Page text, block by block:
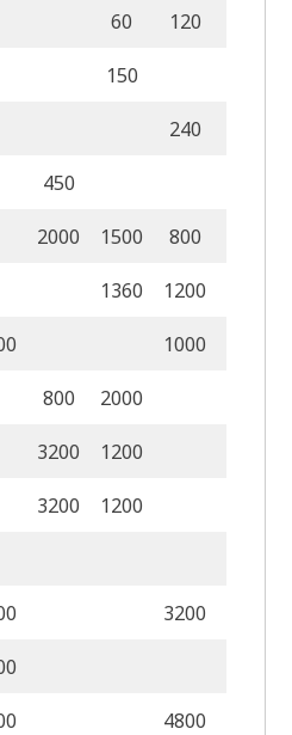
60 120
150
240
450
2000 1500 800
1360 1200
1000
800 2000
3200 1200
3200 1200
3200
4800